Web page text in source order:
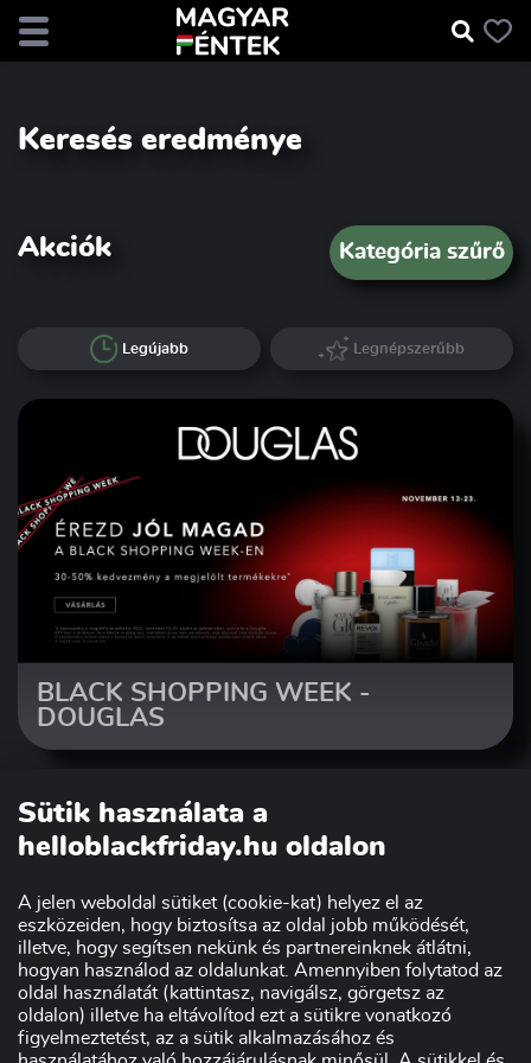
Keresés eredménye
Akciók Kategória szűrő
Legújabb Legnépszerűbb
BLACK SHOPPING WEEK -
DOUGLAS
Sütik használata a
helloblackfriday.hu oldalon
A jelen weboldal sütiket (cookie-kat) helyez el az
eszközeiden, hogy biztosítsa az oldal jobb működését,
illetve, hogy segítsen nekünk és partnereinknek átlátni,
hogyan használod az oldalunkat. Amennyiben folytatod az
oldal használatát (kattintasz, navigálsz, görgetsz az
oldalon) illetve ha eltávolítod ezt a sütikre vonatkozó
figyelmeztetést, az a sütik alkalmazásához és
Szakmai partnerünk: